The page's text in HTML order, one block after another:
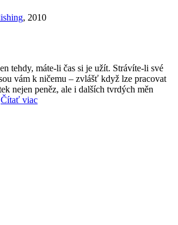
, 2010
tehdy, máte-li čas si je užít. Strávíte-li své
vám k ničemu – zvlášť když lze pracovat
nejen peněz, ale i dalších tvrdých měn
Čítať viac